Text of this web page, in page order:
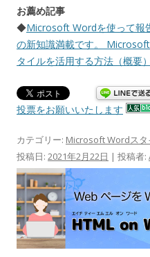
お薦め記事
◆Microsoft Wordを使って報
の新知識満載です。
タイルを活用する方法（概要）
投票をお願いいたします
カテゴリー: Microsoft Wordスタ
投稿日: 2021年2月22日 | 投稿者: